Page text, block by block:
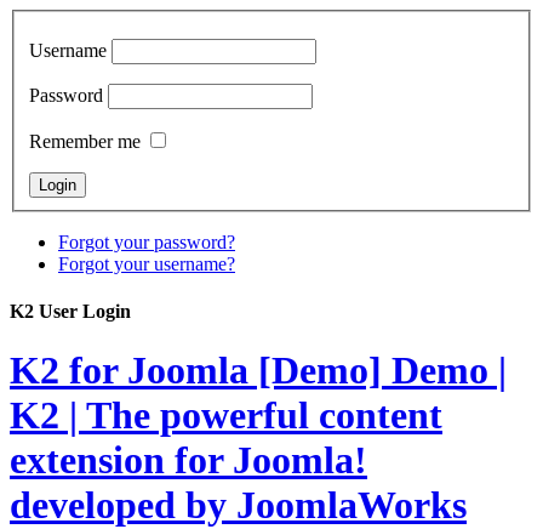
Username
Password
Remember me
Forgot your password?
Forgot your username?
K2 User Login
K2 for Joomla [Demo] Demo |
K2 | The powerful content
extension for Joomla!
developed by JoomlaWorks